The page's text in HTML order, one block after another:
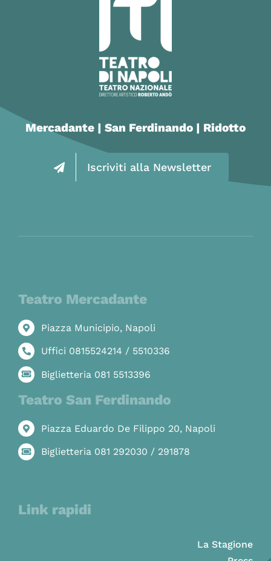
Mercadante | San Ferdinando | Ridotto
Iscriviti alla Newsletter
Teatro Mercadante
Piazza Municipio, Napoli
Uffici 0815524214 / 5510336
Biglietteria 081 5513396
Teatro San Ferdinando
Piazza Eduardo De Filippo 20, Napoli
Biglietteria 081 292030 / 291878
Link rapidi
La Stagione